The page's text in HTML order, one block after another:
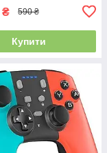
₴ 590 ₴
Купити